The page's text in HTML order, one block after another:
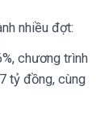
nhiều đợt:
chương trình
tỷ đồng, cùng